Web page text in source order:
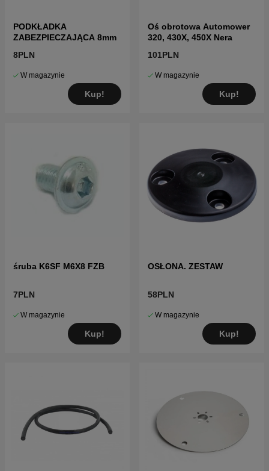
PODKŁADKA
ZABEZPIECZAJĄCA 8mm
8PLN
W magazynie
Kup!
Oś obrotowa Automower
320, 430X, 450X Nera
101PLN
W magazynie
Kup!
śruba K6SF M6X8 FZB
7PLN
W magazynie
Kup!
OSŁONA. ZESTAW
58PLN
W magazynie
Kup!